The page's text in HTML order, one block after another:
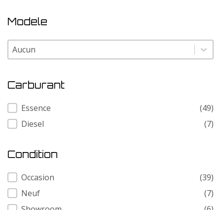
Modele
Modele
Modele
Carburant
Carburant
Essence
(49)
Diesel
(7)
Condition
Condition
Occasion
(39)
Neuf
(7)